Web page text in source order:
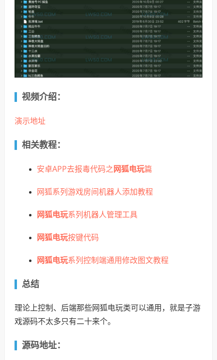
视频介绍：
演示地址
相关教程：
安卓APP去报毒代码之网狐电玩篇
网狐系列游戏房间机器人添加教程
网狐电玩系列机器人管理工具
网狐电玩按键代码
网狐电玩系列控制端通用修改图文教程
总结
理论上控制、后端那些网狐电玩类可以通用，就是子游
戏源码不太多只有二十来个。
源码地址：